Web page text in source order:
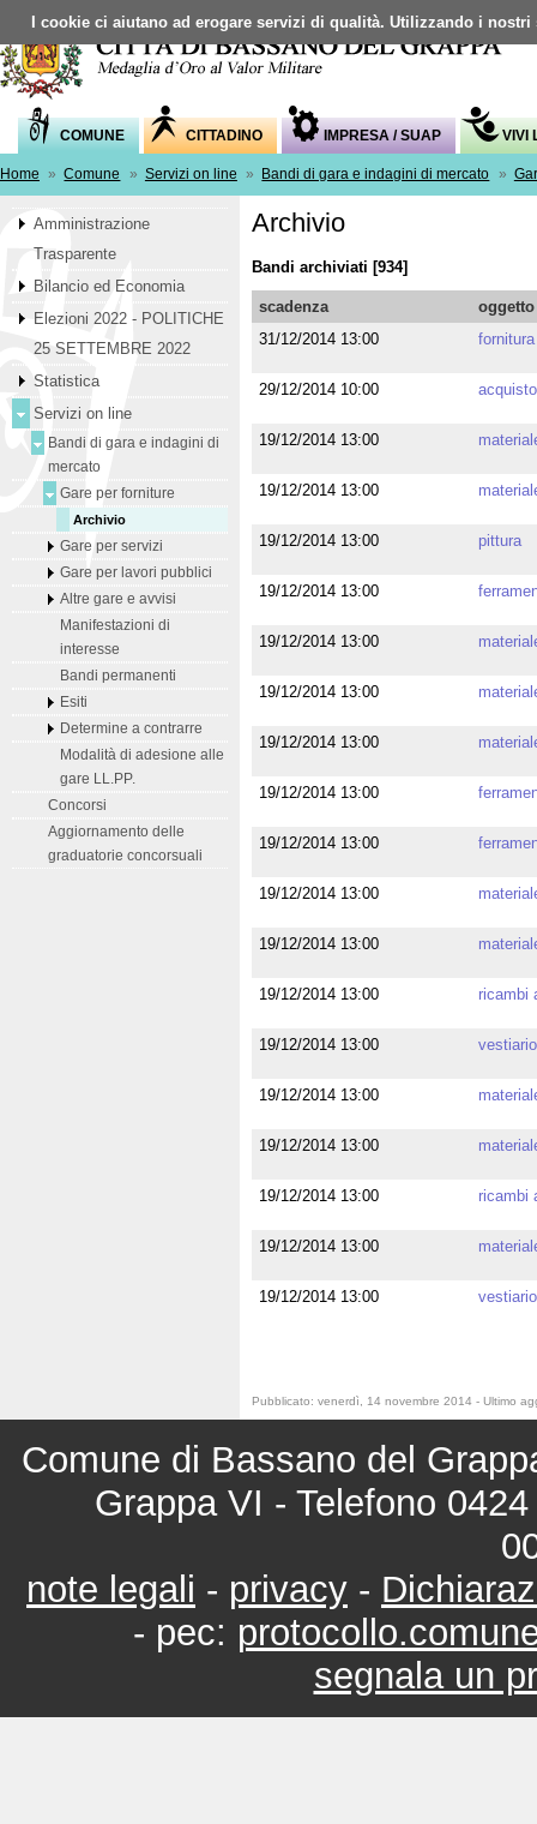
COMUNE CITTADINO IMPRESA / SUAP VIVI
Home » Comune » Servizi on line » Bandi di gara e indagini di mercato »
Amministrazione
Trasparente
Bilancio ed Economia
Elezioni 2022 - POLITICHE
25 SETTEMBRE 2022
Statistica
Servizi on line
Bandi di gara e indagini di
mercato
Gare per forniture
Archivio
Gare per servizi
Gare per lavori pubblici
Altre gare e avvisi
Manifestazioni di
interesse
Bandi permanenti
Esiti
Determine a contrarre
Modalità di adesione alle
gare LL.PP.
Concorsi
Aggiornamento delle
graduatorie concorsuali
Archivio
Bandi archiviati [934]
scadenza
oggetto
31/12/2014 13:00
29/12/2014 10:00
19/12/2014 13:00
19/12/2014 13:00
19/12/2014 13:00 pittura
19/12/2014 13:00
19/12/2014 13:00
19/12/2014 13:00
19/12/2014 13:00
19/12/2014 13:00
19/12/2014 13:00
19/12/2014 13:00
19/12/2014 13:00
19/12/2014 13:00 ricambi
19/12/2014 13:00 vestiario
19/12/2014 13:00
19/12/2014 13:00
19/12/2014 13:00 ricambi
19/12/2014 13:00
19/12/2014 13:00 vestiario
Comune di Bassano del
Grappa VI - Telefono
note legali - privacy -
- pec:
segnala un
I cookie ci aiutano ad erogare servizi di qualità. Utilizzando i